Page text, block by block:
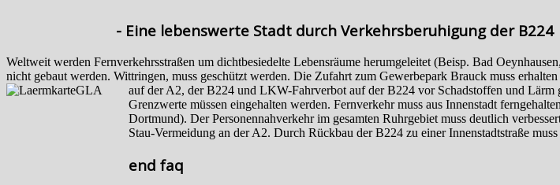
- Eine lebenswerte Stadt durch Verkehrsberuhigung der B224
Weltweit werden Fernverkehrsstraßen um dichtbesiedelte Lebensräume herumgeleitet (Beisp. Bad
nicht gebaut werden. Wittringen, muss geschützt werden. Die Zufahrt zum Gewerbepark Brauck muss
auf der A2, der B224 und LKW-Fahrverbot auf der B224 vor Schadstoffen und
Grenzwerte müssen eingehalten werden. Fernverkehr muss aus Innenstadt
Dortmund). Der Personennahverkehr im gesamten Ruhrgebiet muss deutlich
Stau-Vermeidung an der A2. Durch Rückbau der B224 zu einer Innenstadtstraße
end faq